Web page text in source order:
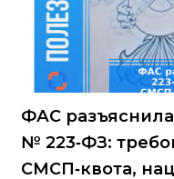
ФАС
№ 223‑ФЗ:
СМСП‑квота,